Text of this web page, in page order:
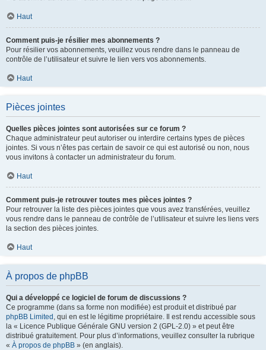
Haut
Comment puis-je résilier mes abonnements ?
Pour résilier vos abonnements, veuillez vous rendre dans le panneau de
contrôle de l’utilisateur et suivre le lien vers vos abonnements.
Haut
Pièces jointes
Quelles pièces jointes sont autorisées sur ce forum ?
Chaque administrateur peut autoriser ou interdire certains types de pièces
jointes. Si vous n’êtes pas certain de savoir ce qui est autorisé ou non, nous
vous invitons à contacter un administrateur du forum.
Haut
Comment puis-je retrouver toutes mes pièces jointes ?
Pour retrouver la liste des pièces jointes que vous avez transférées, veuillez
vous rendre dans le panneau de contrôle de l’utilisateur et suivre les liens vers
la section des pièces jointes.
Haut
À propos de phpBB
Qui a développé ce logiciel de forum de discussions ?
Ce programme (dans sa forme non modifiée) est produit et distribué par
phpBB Limited , qui en est le légitime propriétaire. Il est rendu accessible sous
la « Licence Publique Générale GNU version 2 (GPL-2.0) » et peut être
distribué gratuitement. Pour plus d’informations, veuillez consulter la rubrique
« À propos de phpBB » (en anglais).